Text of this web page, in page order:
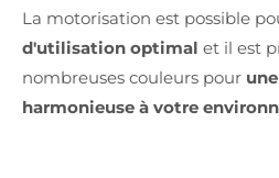
La motorisation est possible
d'utilisation optimal et il est
nombreuses couleurs pour
harmonieuse à votre